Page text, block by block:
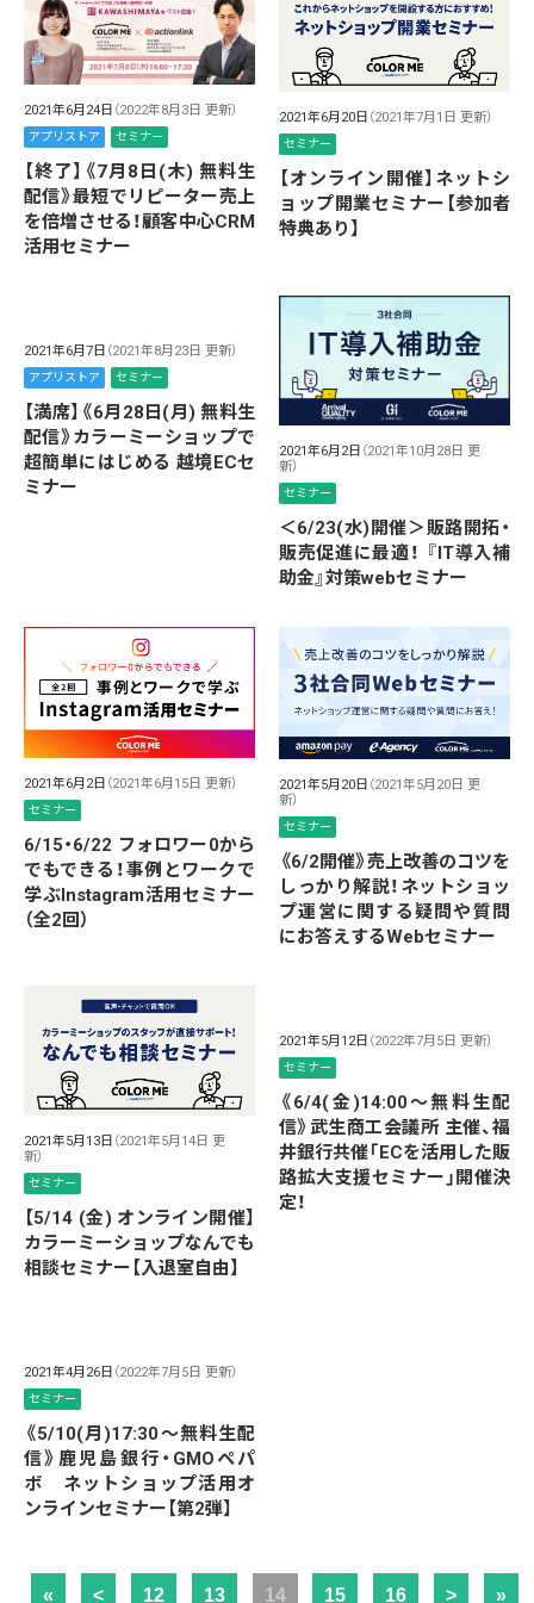
2021年6月24日 （2022年8月3日 更新）
アプリストア セミナー
【終了】《7月8日(木) 無料生
配信》最短でリピーター売上
を倍増させる！顧客中心CRM
活用セミナー
2021年6月20日 （2021年7月1日 更新）
セミナー
【オンライン開催】ネットシ
ョップ開業セミナー【参加者
特典あり】
2021年6月7日 （2021年8月23日 更新）
アプリストア セミナー
【満席】《6月28日(月) 無料生
配信》カラーミーショップで
超簡単にはじめる 越境ECセ
ミナー
2021年6月2日 （2021年10月28日 更
新）
セミナー
＜6/23(水)開催＞販路開拓・
販売促進に最適！ 『IT導入補
助金』対策webセミナー
2021年6月2日 （2021年6月15日 更新）
セミナー
6/15・6/22 フォロワー0から
でもできる！事例とワークで
学ぶInstagram活用セミナー
（全2回）
2021年5月20日 （2021年5月20日 更
新）
セミナー
《6/2開催》売上改善のコツを
しっかり解説！ネットショッ
プ運営に関する疑問や質問
にお答えするWebセミナー
2021年5月13日 （2021年5月14日 更
新）
セミナー
【5/14 (金) オンライン開催】
カラーミーショップなんでも
相談セミナー【入退室自由】
2021年5月12日 （2022年7月5日 更新）
セミナー
《6/4(金)14:00～無料生配
信》武生商工会議所 主催、福
井銀行共催「ECを活用した販
路拡大支援セミナー」開催決
定！
2021年4月26日 （2022年7月5日 更新）
セミナー
《5/10(月)17:30～無料生配
信》鹿児島銀行・GMOペパ
ボ ネットショップ活用オ
ンラインセミナー【第2弾】
« < 12 13 14 15 16 > »